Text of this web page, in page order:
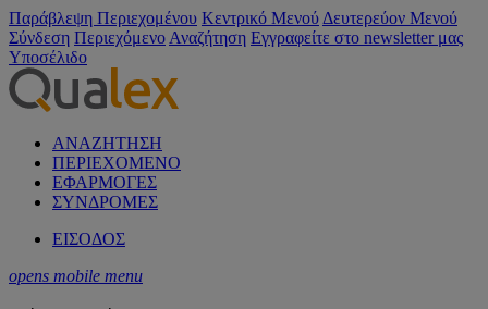
Παράβλεψη Περιεχομένου Κεντρικό Μενού Δευτερεύον Μενού
Σύνδεση Περιεχόμενο Αναζήτηση Εγγραφείτε στο newsletter μας
Υποσέλιδο
ΑΝΑΖΗΤΗΣΗ
ΠΕΡΙΕΧΟΜΕΝΟ
ΕΦΑΡΜΟΓΕΣ
ΣΥΝΔΡΟΜΕΣ
ΕΙΣΟΔΟΣ
opens mobile menu